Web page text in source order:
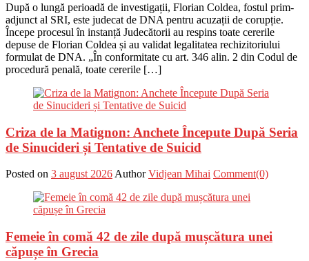
După o lungă perioadă de investigații, Florian Coldea, fostul prim-
adjunct al SRI, este judecat de DNA pentru acuzații de corupție.
Începe procesul în instanță Judecătorii au respins toate cererile
depuse de Florian Coldea și au validat legalitatea rechizitoriului
formulat de DNA. „În conformitate cu art. 346 alin. 2 din Codul de
procedură penală, toate cererile […]
Criza de la Matignon: Anchete Începute După Seria
de Sinucideri și Tentative de Suicid
Posted on 3 august 2026Author Vidjean Mihai Comment(0)
Femeie în comă 42 de zile după mușcătura unei
căpușe în Grecia